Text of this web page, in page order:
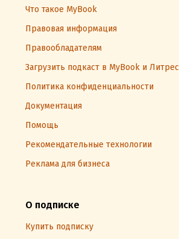
Что такое MyBook
Правовая информация
Правообладателям
Загрузить подкаст в MyBook и Литрес
Политика конфиденциальности
Документация
Помощь
Рекомендательные технологии
Реклама для бизнеса
О подписке
Купить подписку